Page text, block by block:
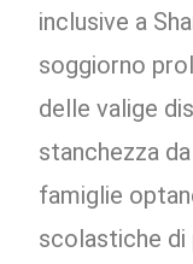
inclusive a
soggiorno
delle valige
stanchezza
famiglie
scolastiche di